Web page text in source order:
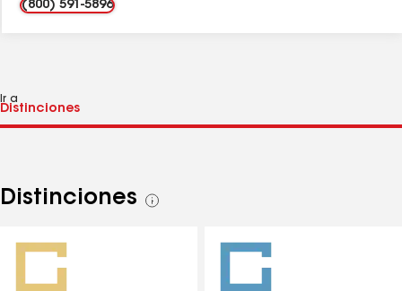
(800) 591-5896
Ir a
Distinciones
Ver
distinciones